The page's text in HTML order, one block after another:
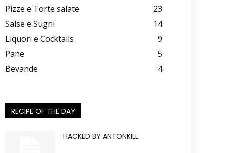
Pizze e Torte salate
23
Salse e Sughi
14
Liquori e Cocktails
9
Pane
5
Bevande
4
RECIPE OF THE DAY
HACKED BY ANTONKILL